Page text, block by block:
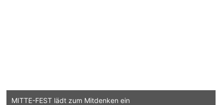
MITTE-FEST lädt zum Mitdenken ein